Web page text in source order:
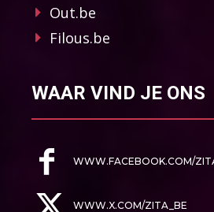
Out.be
Filous.be
WAAR VIND JE ONS
WWW.FACEBOOK.COM/
WWW.X.COM/ZITA_BE